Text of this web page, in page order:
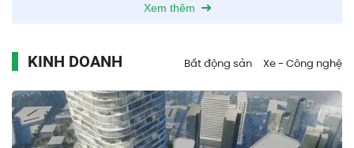
Xem thêm
KINH DOANH Bất động sản Xe - Công nghệ